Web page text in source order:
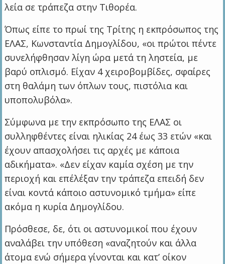
λεία σε τράπεζα στην Τιθορέα.
Όπως είπε το πρωί της Τρίτης η εκπρόσωπος της
ΕΛΑΣ, Κωνσταντία Δημογλίδου, «οι πρώτοι πέντε
συνελήφθησαν λίγη ώρα μετά τη ληστεία, με
βαρύ οπλισμό. Είχαν 4 χειροβομβίδες, σφαίρες
στη θαλάμη των όπλων τους, πιστόλια και
υποπολυβόλα».
Σύμφωνα με την εκπρόσωπο της ΕΛΑΣ οι
συλληφθέντες είναι ηλικίας 24 έως 33 ετών «και
έχουν απασχολήσει τις αρχές με κάποια
αδικήματα». «Δεν είχαν καμία σχέση με την
περιοχή και επέλέξαν την τράπεζα επειδή δεν
είναι κοντά κάποιο αστυνομικό τμήμα» είπε
ακόμα η κυρία Δημογλίδου.
Πρόσθεσε, δε, ότι οι αστυνομικοί που έχουν
αναλάβει την υπόθεση «αναζητούν και άλλα
άτομα ενώ σήμερα γίνονται και κατ’ οίκον